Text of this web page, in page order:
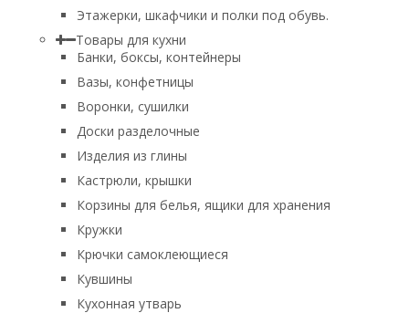
Этажерки, шкафчики и полки под обувь.
Товары для кухни
Банки, боксы, контейнеры
Вазы, конфетницы
Воронки, сушилки
Доски разделочные
Изделия из глины
Кастрюли, крышки
Корзины для белья, ящики для хранения
Кружки
Крючки самоклеющиеся
Кувшины
Кухонная утварь